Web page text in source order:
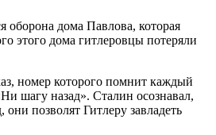
оборона дома Павлова, которая
этого дома гитлеровцы потеряли
номер которого помнит каждый
шагу назад». Сталин осознавал,
позволят Гитлеру завладеть